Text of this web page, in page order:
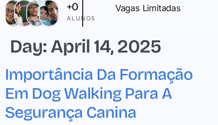
ALUNOS
+0 Vagas Limitadas
Day: April 14, 2025
Importância Da Formação
Em Dog Walking Para A
Segurança Canina